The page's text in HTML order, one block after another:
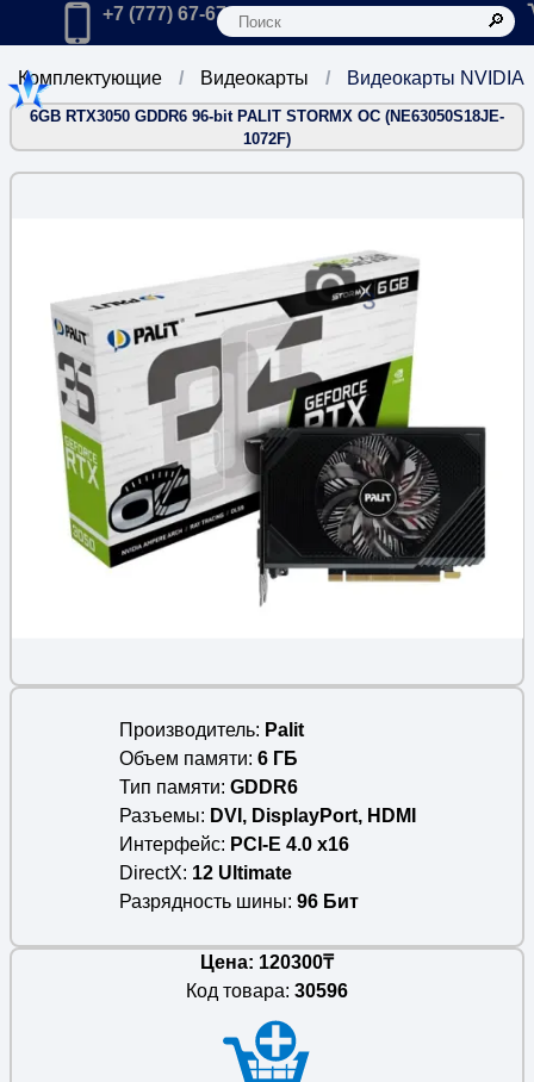
Главная
Позвонить в компанию по телефону:
+7 (777) 67-67-666
Видеокарты NVIDIA
Видеокарты
Комплектующие
6GB RTX3050 GDDR6 96-bit PALIT STORMX OC (NE63050S18JE-
1072F)
3
Производитель
Palit
Объем памяти 6 ГБ
Тип памяти GDDR6
Разъемы
DVI, DisplayPort, HDMI
Интерфейс
PCI-E 4.0 x16
DirectX 12 Ultimate
Разрядность шины 96 Бит
Цена: 120300₸
Код товара: 30596